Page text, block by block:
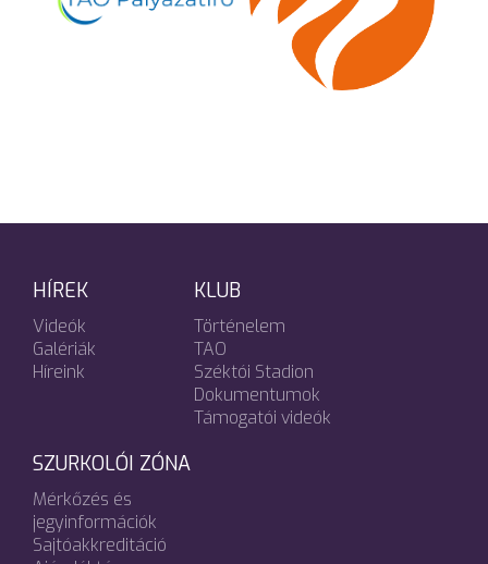
HÍREK
Videók
Galériák
Híreink
KLUB
Történelem
TAO
Széktói Stadion
Dokumentumok
Támogatói videók
SZURKOLÓI ZÓNA
Mérkőzés és
jegyinformációk
Sajtóakkreditáció